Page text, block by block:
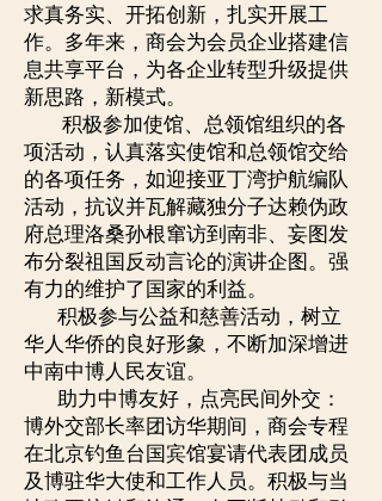
求真务实、开拓创新，扎实开展工
作。多年来，商会为会员企业搭建信
息共享平台，为各企业转型升级提供
新思路，新模式。
积极参加使馆、总领馆组织的各
项活动，认真落实使馆和总领馆交给
的各项任务，如迎接亚丁湾护航编队
活动，抗议并瓦解藏独分子达赖伪政
府总理洛桑孙根窜访到南非、妄图发
布分裂祖国反动言论的演讲企图。强
有力的维护了国家的利益。
积极参与公益和慈善活动，树立
华人华侨的良好形象，不断加深增进
中南中博人民友谊。
助力中博友好，点亮民间外交：
博外交部长率团访华期间，商会专程
在北京钓鱼台国宾馆宴请代表团成员
及博驻华大使和工作人员。积极与当